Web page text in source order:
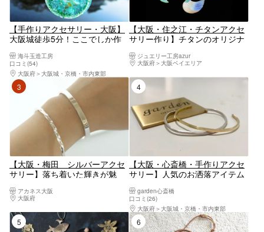
【手作りアクセサリー・大阪】
大阪城徒歩5分！ここでしか作
七宝」で愛用間違いなし！気さ
くな指導でオンリーワンをしっ
かりサポート！
海斗玉造工房
口コミ(54)
大阪府
大阪城・京橋・市内東部
【大阪・住之江・チタンアクセ
サリー作り】チタンのオリジナ
ジュエリー工房azur
大阪府
大阪ベイエリア
【大阪・梅田 シルバーアクセ
サリー】落ち着いた輝きが魅
アカネス大阪
大阪府
大阪駅・梅田駅・福島・淀屋橋・本町
【大阪・心斎橋・手作りアクセ
サリー】人気のお洒落アイテム
garden心斎橋
口コミ(26)
大阪府
大阪城・京橋・市内東部
5位 6位